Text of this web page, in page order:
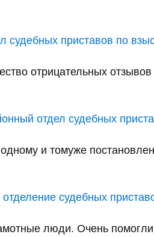
судебных приставов по
отрицательных
отдел судебных
и томуже
судебных
люди. Очень